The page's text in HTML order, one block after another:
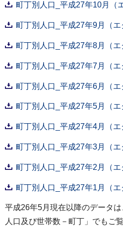
町丁別人口_平成27年10月（
町丁別人口_平成27年9月（エ
町丁別人口_平成27年8月（エ
町丁別人口_平成27年7月（エ
町丁別人口_平成27年6月（エ
町丁別人口_平成27年5月（エ
町丁別人口_平成27年4月（エ
町丁別人口_平成27年3月（エ
町丁別人口_平成27年2月（エ
町丁別人口_平成27年1月（エ
平成26年5月現在以降のデータ
人口及び世帯数－町丁」でもご